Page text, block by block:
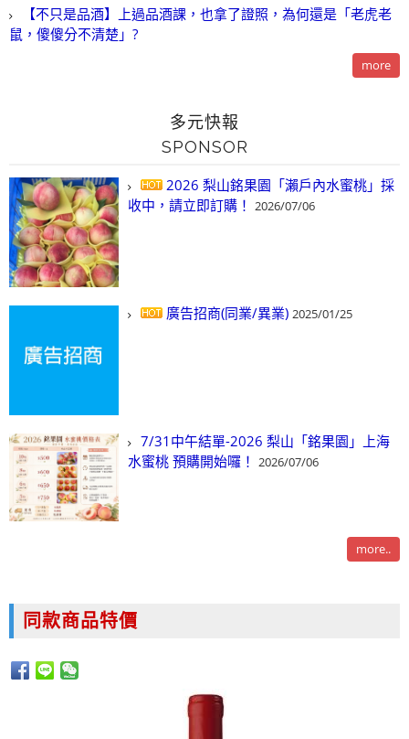
【不只是品酒】上過品酒課，也拿了證照，為何還是「老虎老
鼠，傻傻分不清楚」?
more
多元快報
SPONSOR
2026 梨山銘果園「瀨戶內水蜜桃」採
收中，請立即訂購！ 2026/07/06
廣告招商(同業/異業) 2025/01/25
7/31中午結單-2026 梨山「銘果園」上海
水蜜桃 預購開始囉！ 2026/07/06
more..
同款商品特價